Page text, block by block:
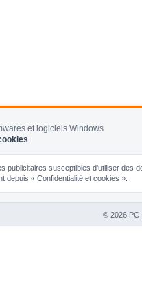
et logiciels Windows
publicitaires susceptibles d'utiliser
depuis « Confidentialité et cookies ».
© 2026